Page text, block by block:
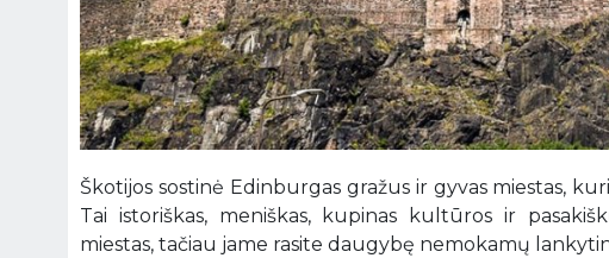
Škotijos sostinė Edinburgas gražus ir gyvas miestas,
Tai istoriškas, meniškas, kupinas kultūros ir
miestas, tačiau jame rasite daugybę nemokamų